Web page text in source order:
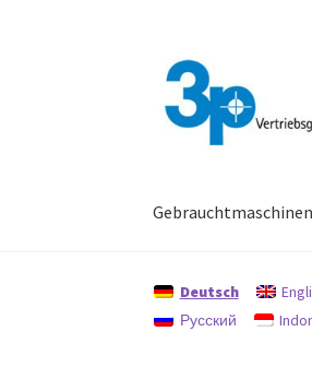
Navigation
springen
Zum
Inhalt
springen
Gebrauchtmaschinen
Deutsch
Русский